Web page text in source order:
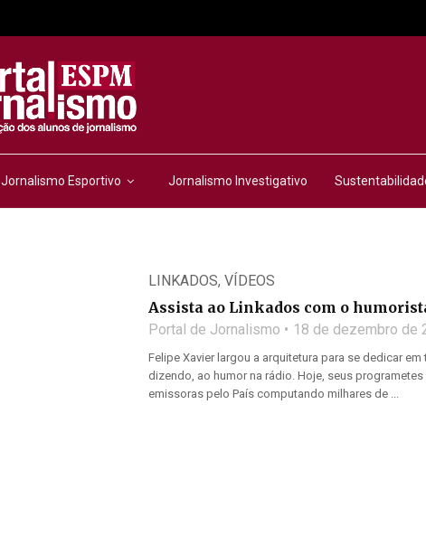
Jornalismo Esportivo Jornalismo Investigativo
LINKADOS, VÍDEOS
Assista ao Linkados com o
Portal de Jornalismo 18 de dezembro de
Felipe Xavier largou a arquitetura para se dedicar
dizendo, ao humor na rádio. Hoje, seus
emissoras pelo País computando milhares de ...